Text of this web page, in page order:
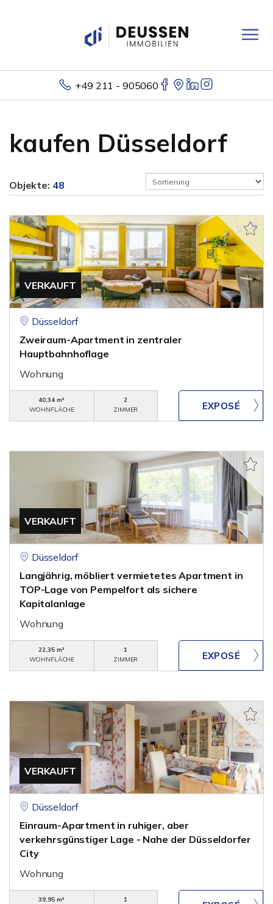
+49 211 - 905060
kaufen Düsseldorf
Objekte: 48
VERKAUFT
Düsseldorf
Zweiraum-Apartment in zentraler
Hauptbahnhoflage
Wohnung
40,34 m²
WOHNFLÄCHE
2
ZIMMER
VERKAUFT
Düsseldorf
Langjährig, möbliert vermietetes Apartment in
TOP-Lage von Pempelfort als sichere
Kapitalanlage
Wohnung
22,35 m²
WOHNFLÄCHE
1
ZIMMER
VERKAUFT
Düsseldorf
Einraum-Apartment in ruhiger, aber
verkehrsgünstiger Lage - Nahe der Düsseldorfer
City
Wohnung
39,95 m²
1